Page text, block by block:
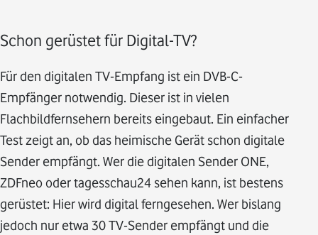
Schon gerüstet für Digital-TV?
Für den digitalen TV-Empfang ist ein DVB-C-
Empfänger notwendig. Dieser ist in vielen
Flachbildfernsehern bereits eingebaut. Ein einfacher
Test zeigt an, ob das heimische Gerät schon digitale
Sender empfängt. Wer die digitalen Sender ONE,
ZDFneo oder tagesschau24 sehen kann, ist bestens
gerüstet: Hier wird digital ferngesehen. Wer bislang
jedoch nur etwa 30 TV-Sender empfängt und die